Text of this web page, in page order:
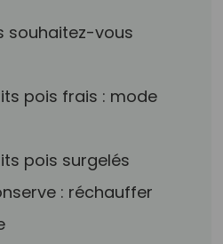
souhaitez-vous
pois frais : mode
pois surgelés
: réchauffer